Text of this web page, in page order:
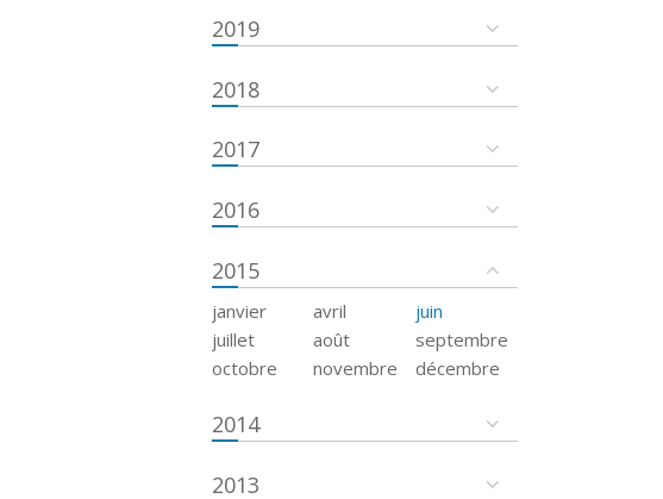
2019
2018
2017
2016
2015
janvier avril
juin
juillet
août
septembre
octobre
novembre décembre
2014
2013